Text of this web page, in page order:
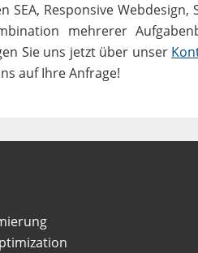
SEA, Responsive
mehrerer
Sie uns jetzt über unser
auf Ihre Anfrage!